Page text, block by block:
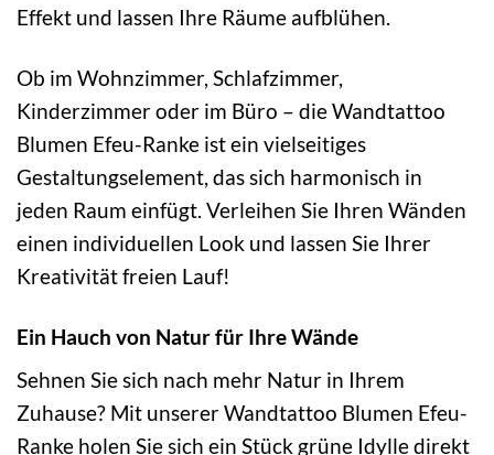
Effekt und lassen Ihre Räume aufblühen.
Ob im Wohnzimmer, Schlafzimmer,
Kinderzimmer oder im Büro – die Wandtattoo
Blumen Efeu-Ranke ist ein vielseitiges
Gestaltungselement, das sich harmonisch in
jeden Raum einfügt. Verleihen Sie Ihren Wänden
einen individuellen Look und lassen Sie Ihrer
Kreativität freien Lauf!
Ein Hauch von Natur für Ihre Wände
Sehnen Sie sich nach mehr Natur in Ihrem
Zuhause? Mit unserer Wandtattoo Blumen Efeu-
Ranke holen Sie sich ein Stück grüne Idylle direkt